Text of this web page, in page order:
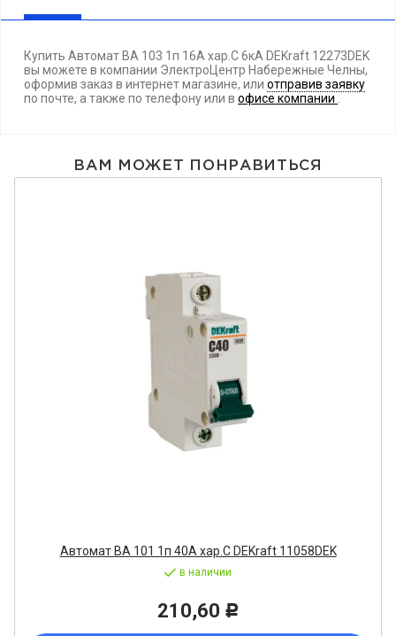
Купить Автомат ВА 103 1п 16А хар.С 6кА DEKraft 12273DEK
вы можете в компании ЭлектроЦентр Набережные Челны,
оформив заказ в интернет магазине, или отправив заявку
по почте, а также по телефонуили в офисе компании
ВАМ МОЖЕТ ПОНРАВИТЬСЯ
Автомат ВА 101 1п 40А хар.С DEKraft 11058DEK
в наличии
210,60 Р